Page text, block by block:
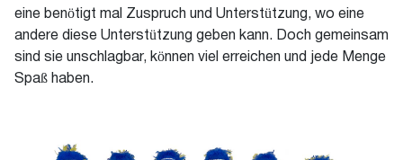
eine benötigt mal Zuspruch und Unterstützung, wo eine
andere diese Unterstützung geben kann. Doch gemeinsam
sind sie unschlagbar, können viel erreichen und jede Menge
Spaß haben.